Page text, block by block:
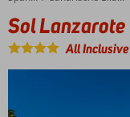
strand
Volop kamers
met zeezicht;
het ultieme
vakantiegevoel
Sol Lanzarote
All Inclusive